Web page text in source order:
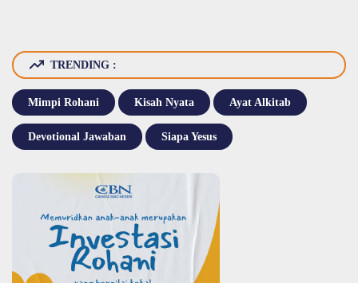
TRENDING :
Mimpi Rohani Kisah Nyata Ayat Alkitab
Devotional Jawaban Siapa Yesus